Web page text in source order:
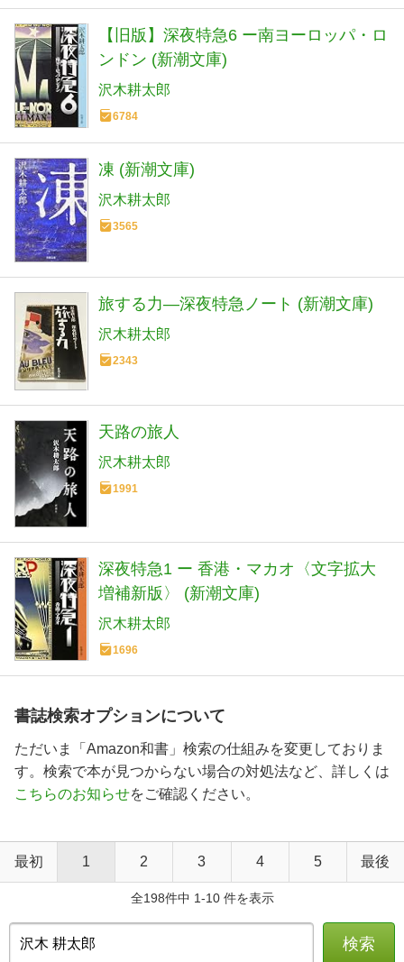
【旧版】深夜特急6 ー南ヨーロッパ・ロ
ンドン (新潮文庫)
沢木耕太郎
6784
凍 (新潮文庫)
沢木耕太郎
3565
旅する力―深夜特急ノート (新潮文庫)
沢木耕太郎
2343
天路の旅人
沢木耕太郎
1991
深夜特急1 ー 香港・マカオ〈文字拡大
増補新版〉 (新潮文庫)
沢木耕太郎
1696
書誌検索オプションについて
ただいま「Amazon和書」検索の仕組みを変更しておりま
す。検索で本が見つからない場合の対処法など、詳しくは
こちらのお知らせをご確認ください。
最初 1 2 3 4 5 最後
全198件中 1-10 件を表示
検索